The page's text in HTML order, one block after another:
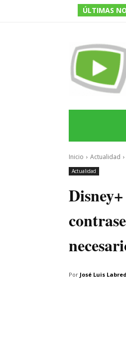
ÚLTIMAS
Inicio Actualidad
Actualidad
Por José Luis